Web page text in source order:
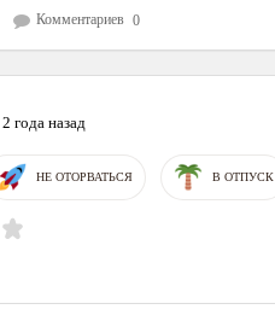
Комментариев 0
2 года назад
НЕ ОТОРВАТЬСЯ В ОТПУСК